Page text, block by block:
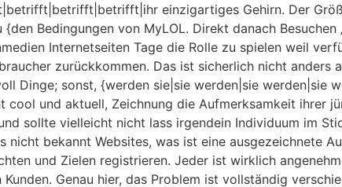
einzigartiges Gehirn. Der
Bedingungen von MyLOL. Direkt danach
Internetseiten Tage die Rolle zu spielen weil
zurückkommen. Das ist sicherlich nicht
Dinge; sonst, {werden sie|sie werden|sie werden|sie
cool und aktuell, Zeichnung die Aufmerksamkeit ihrer
sollte vielleicht nicht lass irgendein Individuum im
nicht bekannt Websites, was ist eine ausgezeichnete
und Zielen registrieren. Jeder ist wirklich
Genau hier, das Problem ist vollständig